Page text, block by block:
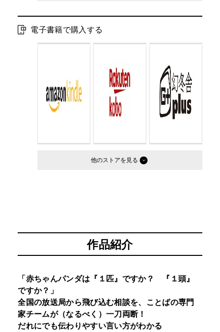
電子書籍で購入する
他のストア
作品紹介
「赤ちゃんパンダは『１匹』ですか？ 『１頭』
ですか？」
全国の放送局から飛び込む相談を、ことばの専門
家チームが（なるべく）一刀両断！
だれにでも伝わりやすい言い方がわかる